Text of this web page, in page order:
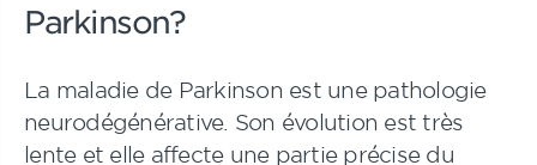
Parkinson?
La maladie de Parkinson est une pathologie
neurodégénérative. Son évolution est très
lente et elle affecte une partie précise du